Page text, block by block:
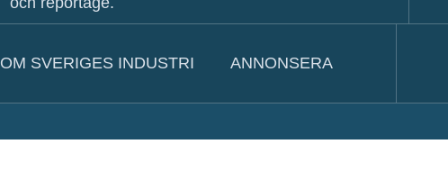
OM SVERIGES INDUSTRI ANNONSERA